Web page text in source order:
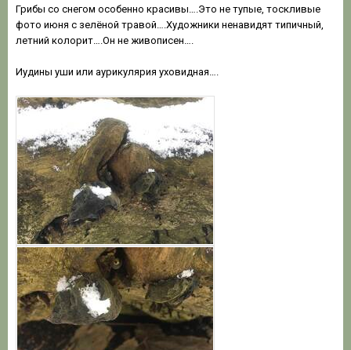
Грибы со снегом особенно красивы….Это не тупые, тоскливые
фото июня с зелёной травой….Художники ненавидят типичный,
летний колорит….Он не живописен….
Иудины уши или аурикулярия уховидная….